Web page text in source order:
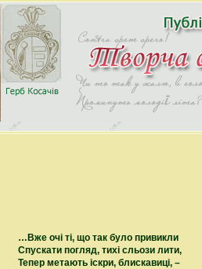
…Вже очі ті, що так було привикли
Спускати погляд, тихі сльози лити,
Тепер метають іскри, блискавиці, –